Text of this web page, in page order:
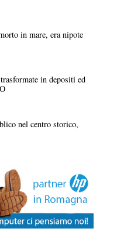
in mare, era nipote
in depositi ed
nel centro storico,